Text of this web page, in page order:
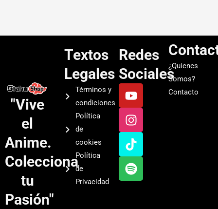
"Vive
el
Anime.
Colecciona
tu
Pasión"
Textos
Legales
Términos y
condiciones
Política
de
cookies
Política
de
Privacidad
Redes
Sociales
Y
o
u
t
u
b
e
I
n
s
t
a
g
r
a
T
i
k
t
o
k
S
p
o
t
i
f
y
¿Quienes
Somos?
Contacto